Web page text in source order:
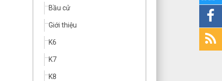
Bầu cử
Giới thiệu
K6
K7
K8